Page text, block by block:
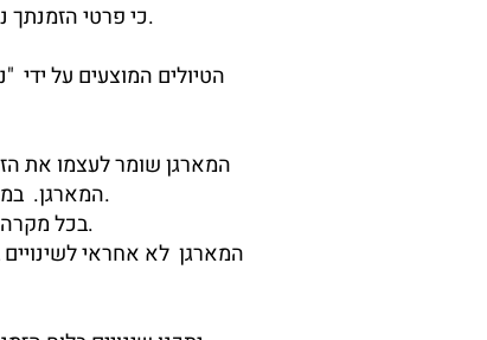
כי פרטי הזמנתך נכונים. כל שינוי בכרטיס הטיסה לאחר כרטוס כרוך בעלות נוספת ע"פ הנחיות המוביל התעופתי.
המארגן. במקרה כזה, תימסר לנוסע בטלפון ו/או מייל הודעה לפחות 7 ימי עסקים לפני מועד היציאה.
4. בכל מקרה שתוגש תביעה נגד המארגן תוקנה סמכות שיפוט בלעדית לבית הדין הרבני בירושלים.